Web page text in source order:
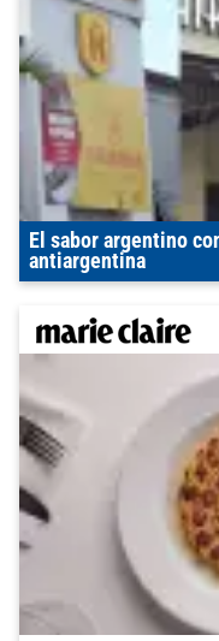
El sabor argentino
antiargentina